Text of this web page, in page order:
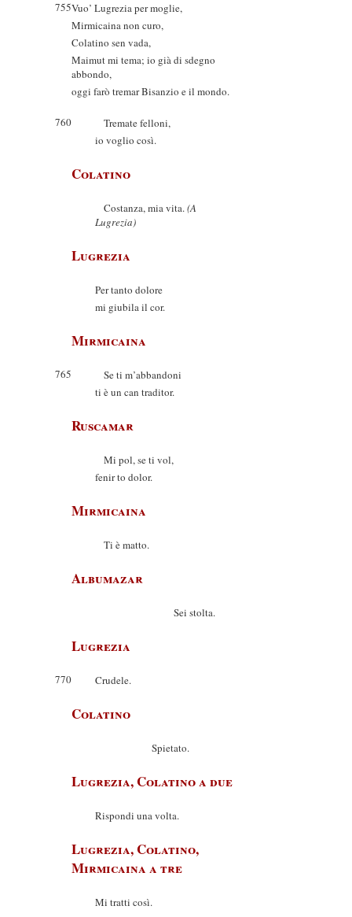
755Vuo’ Lugrezia per moglie,
Mirmicaina non curo,
Colatino sen vada,
Maimut mi tema; io già di sdegno
abbondo,
oggi farò tremar Bisanzio e il mondo.
760
Tremate felloni,
io voglio così.
Colatino
Costanza, mia vita.(A
Lugrezia)
Lugrezia
Per tanto dolore
mi giubila il cor.
Mirmicaina
765
Se ti m’abbandoni
ti è un can traditor.
Ruscamar
Mi pol, se ti vol,
fenir to dolor.
Mirmicaina
Ti è matto.
Albumazar
Sei stolta.
Lugrezia
770 Crudele.
Colatino
Spietato.
Lugrezia, Colatino a due
Rispondi una volta.
Lugrezia, Colatino,
Mirmicaina a tre
Mi tratti così.